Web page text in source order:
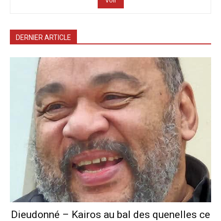
DERNIER ARTICLE
Dieudonné – Kairos au bal des quenelles ce